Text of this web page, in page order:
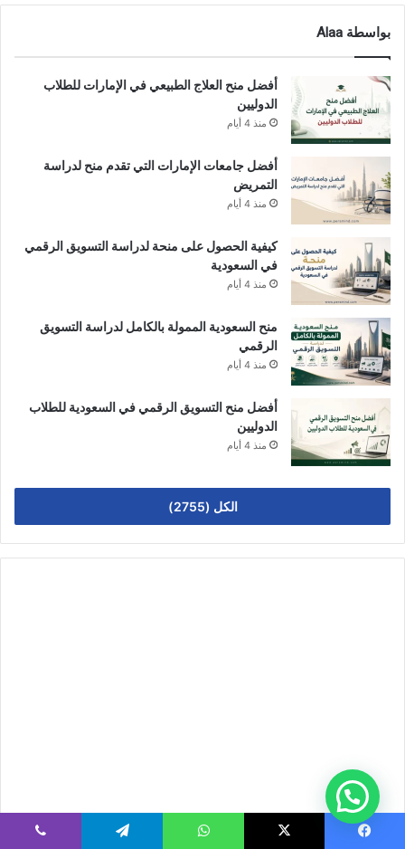
بواسطة Alaa
أفضل منح العلاج الطبيعي في الإمارات للطلاب
الدوليين
منذ 4 أيام
أفضل جامعات الإمارات التي تقدم منح لدراسة
التمريض
منذ 4 أيام
كيفية الحصول على منحة لدراسة التسويق الرقمي
في السعودية
منذ 4 أيام
منح السعودية الممولة بالكامل لدراسة التسويق
الرقمي
منذ 4 أيام
أفضل منح التسويق الرقمي في السعودية للطلاب
الدوليين
منذ 4 أيام
الكل (2755)